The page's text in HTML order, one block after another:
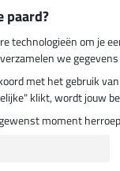
Verzending
paard?
technologieën om je
we
met het gebruik
klikt, wordt jouw
moment